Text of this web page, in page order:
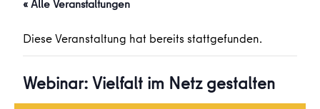
« Alle Veranstaltungen
Diese Veranstaltung hat bereits stattgefunden.
Webinar: Vielfalt im Netz gestalten